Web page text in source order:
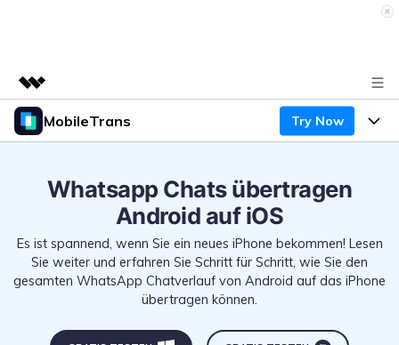
Top-Produkte
Dienstprogramme
Überblick
Presseraum
MobileTrans Try Now
Mobile
Funktionen
Lösungen
Ressourcen
Handydatenübertragung
Handy-Backup & Wiederherstellung
Preise für Windows
Whatsapp Chats übertragen
Android auf iOS
Es ist spannend, wenn Sie ein neues iPhone bekommen! Lesen
Sie weiter und erfahren Sie Schritt für Schritt, wie Sie den
gesamten WhatsApp Chatverlauf von Android auf das iPhone
übertragen können.